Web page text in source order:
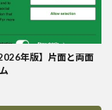
年版】片面と両面